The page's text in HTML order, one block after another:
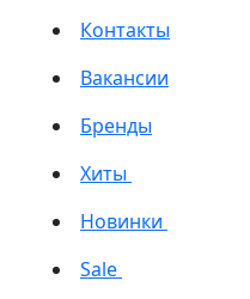
Контакты
Вакансии
Бренды
Хиты
Новинки
Sale